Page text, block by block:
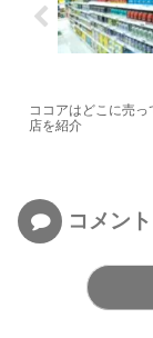
ココアはどこに売
店を紹介
コメント